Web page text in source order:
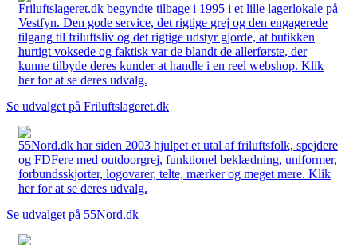
Friluftslageret.dk begyndte tilbage i 1995 i et lille lagerlokale på
Vestfyn. Den gode service, det rigtige grej og den engagerede
tilgang til friluftsliv og det rigtige udstyr gjorde, at butikken
hurtigt voksede og faktisk var de blandt de allerførste, der
kunne tilbyde deres kunder at handle i en reel webshop. Klik
her for at se deres udvalg.
Se udvalget på Friluftslageret.dk
55Nord.dk har siden 2003 hjulpet et utal af friluftsfolk, spejdere
og FDFere med outdoorgrej, funktionel beklædning, uniformer,
forbundsskjorter, logovarer, telte, mærker og meget mere. Klik
her for at se deres udvalg.
Se udvalget på 55Nord.dk